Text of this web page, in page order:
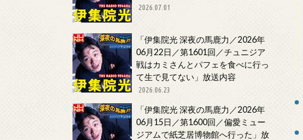
2026.07.01
「伊集院光 深夜の馬鹿力／2026年
06月22日／第1601回／チュニジア
戦はカミさんとパフェを食べに行っ
て生で見てない」放送内容
2026.06.23
「伊集院光 深夜の馬鹿力／2026年
06月15日／第1600回／偏愛ミュー
ジアムで紙芝居博物館へ行った」放